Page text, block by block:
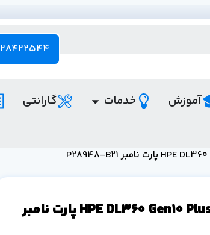
28422544 - 021
آموزش خدمات گارانتی
قیمت سرور HPE DL360 Gen10 Plus 8SFF پارت نامبر